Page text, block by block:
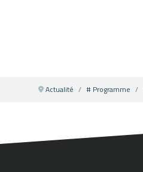
Actualité # Programme